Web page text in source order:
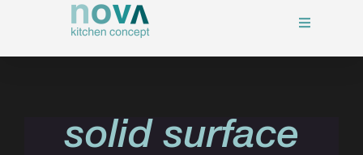
solid surface